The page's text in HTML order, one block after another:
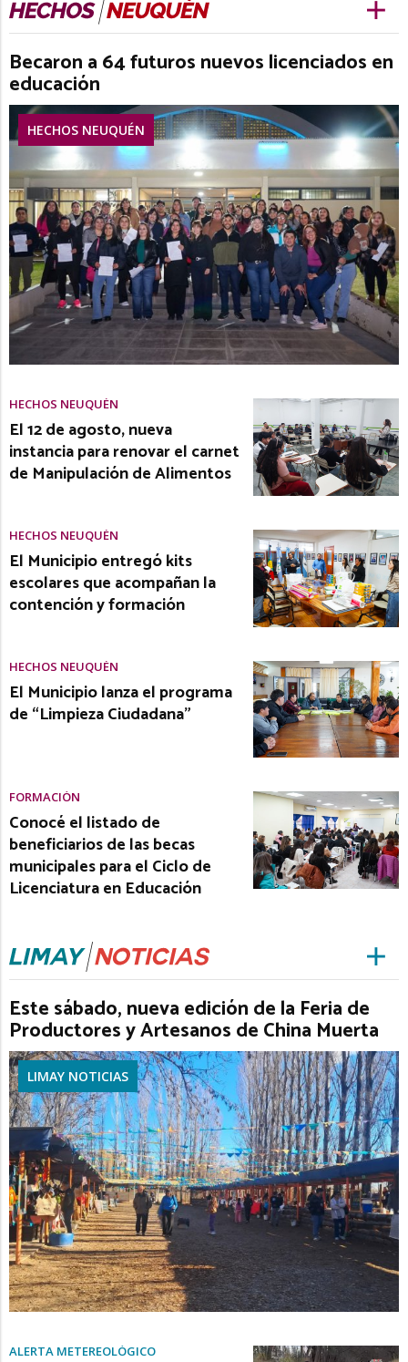
Becaron a 64 futuros nuevos licenciados en
educación
HECHOS NEUQUÉN
HECHOS NEUQUÉN
El 12 de agosto, nueva
instancia para renovar el carnet
de Manipulación de Alimentos
HECHOS NEUQUÉN
El Municipio entregó kits
escolares que acompañan la
contención y formación
HECHOS NEUQUÉN
El Municipio lanza el programa
de “Limpieza Ciudadana”
FORMACIÓN
Conocé el listado de
beneficiarios de las becas
municipales para el Ciclo de
Licenciatura en Educación
Este sábado, nueva edición de la Feria de
Productores y Artesanos de China Muerta
LIMAY NOTICIAS
ALERTA METEREOLÓGICO